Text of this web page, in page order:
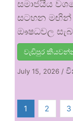
සමාජයීය
සටහන මඟින්
ඖෂධවල
වැඩිපුර
July 15, 2026 /
1 2 3